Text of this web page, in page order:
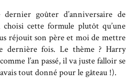
goûter d’anniversaire de
cette formule plutôt qu’une
réjouit son père et moi de mettre
dernière fois. Le thème ? Harry
l’an passé, il va juste falloir se
tout donné pour le gâteau !).